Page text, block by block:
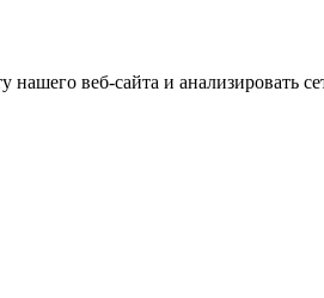
веб-сайта и анализировать